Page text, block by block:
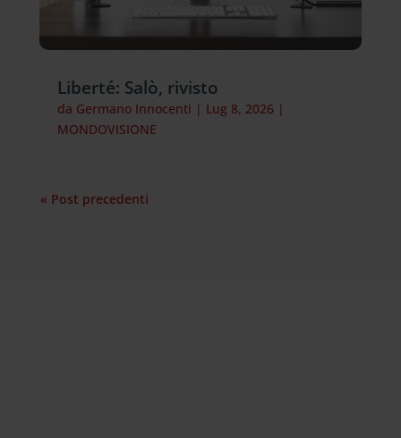
Liberté: Salò, rivisto
da Germano Innocenti | Lug 8, 2026 |
MONDOVISIONE
« Post precedenti